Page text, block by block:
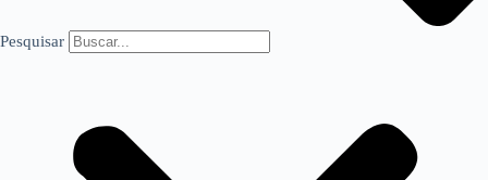
Pesquisar